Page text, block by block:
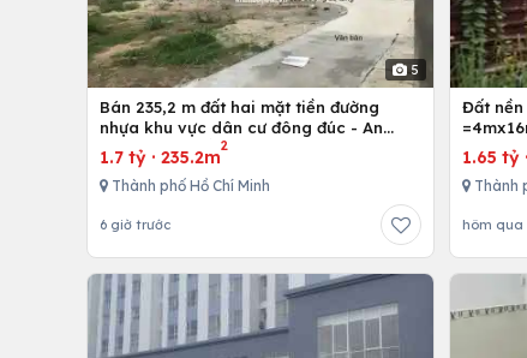
5
Bán 235,2 m đất hai mặt tiền đường
nhựa khu vực dân cư đông đúc - An
nhứt-Long Điền - Bà Rịa
1.7 tỷ · 235.2m
2
Thành phố Hồ Chí Minh
6 giờ trước
Đất nền
Bình
1.65 tỷ ·
Thành
hôm qua